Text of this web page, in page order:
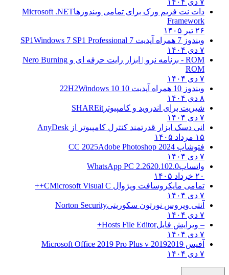
۷ دی ۱۴۰۴
دات نت فریم ورک برای تمامی ویندوزهاMicrosoft .NET
Framework
۲۶ تیر ۱۴۰۵
ویندوز 7 همراه آپدیت 7 SP1
Windows 7 SP1 Professional
۷ دی ۱۴۰۴
ROM - برنامه نرو | ابزار رایت حرفه ای و
Nero Burning
ROM
۷ دی ۱۴۰۴
ویندوز 10 همراه آپدیت 10 22H2
Windows 10
۸ دی ۱۴۰۴
شیریت برای اندروید و کامپیوتر SHAREit
۷ دی ۱۴۰۴
انی دسک ابزار قدرتمند کنترل کامپیوتر از AnyDesk
۱۵ مرداد ۱۴۰۵
فتوشاپ CC 2025 Adobe Photoshop 2024
۷ دی ۱۴۰۴
واتساپWhatsApp PC 2.2620.102.0
۲۰ خرداد ۱۴۰۵
تمامی مایکروسافت ویژوال C Microsoft Visual C++
۷ دی ۱۴۰۴
آنتی ویروس نورتون سکوریتیNorton Security
۷ دی ۱۴۰۴
– ویرایش فایلHosts File Editor+
۷ دی ۱۴۰۴
آفیس 2019 2019 Microsoft Office 2019 Pro Plus v
۷ دی ۱۴۰۴